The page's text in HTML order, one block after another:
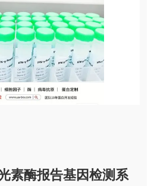
素酶报告基因检测系